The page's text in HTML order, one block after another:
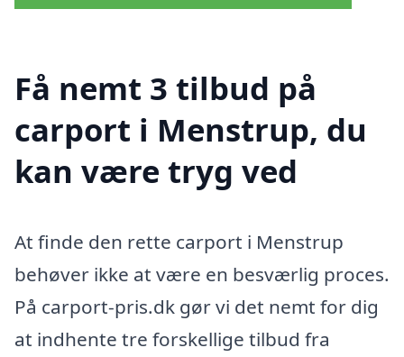
Få nemt 3 tilbud på
carport i Menstrup, du
kan være tryg ved
At finde den rette carport i Menstrup
behøver ikke at være en besværlig proces.
På carport-pris.dk gør vi det nemt for dig
at indhente tre forskellige tilbud fra